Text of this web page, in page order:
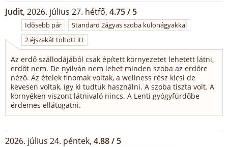
Judit, 2026. július 27. hétfő, 4.75 / 5
Idősebb pár
Standard 2ágyas szoba különágyakkal
2 éjszakát töltött itt
Az erdő szállodájából csak épített környezetet lehetett látni,
erdőt nem. De nyilván nem lehet minden szoba az erdőre
néző. Az ételek finomak voltak, a wellness rész kicsi de
kevesen voltak, így ki tudtuk használni. A szoba tiszta volt. A
környéken viszont látnivaló nincs. A Lenti gyógyfürdőbe
érdemes ellátogatni.
2026. július 24. péntek, 4.88 / 5